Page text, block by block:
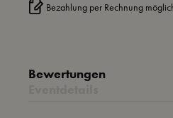
Bezahlung per Rechnung
Bewertungen